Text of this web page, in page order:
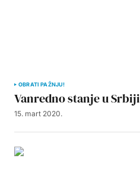
OBRATI PAŽNJU!
Vanredno stanje u Srbiji
15. mart 2020.